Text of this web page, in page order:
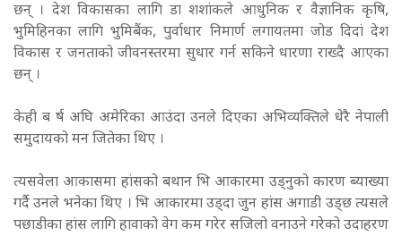
छन् । देश विकासका लागि डा शशांकले आधुनिक र वैज्ञानिक कृषि,
भुमिहिनका लागि भुमिबैंक, पुर्वाधार निमार्ण लगायतमा जोड दिदां देश
विकास र जनताको जीवनस्तरमा सुधार गर्न सकिने धारणा राख्दै आएका
छन् ।
केही ब र्ष अघि अमेरिका आउंदा उनले दिएका अभिव्यक्तिले धेरै नेपाली
समुदायको मन जितेका थिए ।
त्यसवेला आकासमा हांसको बथान भि आकारमा उड्नुको कारण ब्याख्या
गर्दै उनले भनेका थिए । भि आकारमा उड्दा जुन हांस अगाडी उड्छ त्यसले
पछाडीका हांस लागि हावाको वेग कम गरेर सजिलो वनाउने गरेको उदाहरण